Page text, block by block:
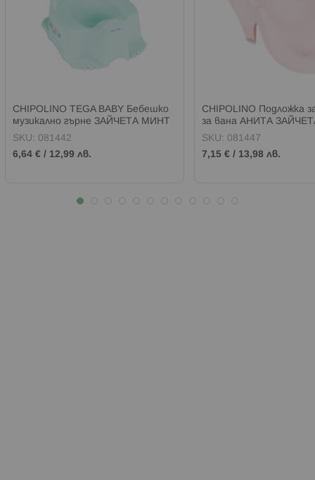
CHIPOLINO TEGA BABY Бебешко
музикално гърне ЗАЙЧЕТА МИНТ
SKU: 081442
6,64 € / 12,99 лв.
CHIPOLINO Подложка
за вана АНИТА
SKU: 081447
7,15 € / 13,98 лв.